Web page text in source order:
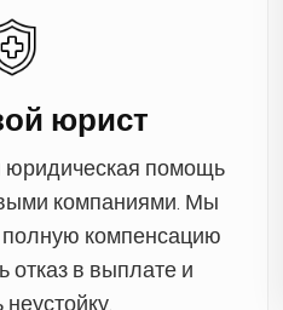
юрист
помощь
компаниями. Мы
компенсацию
отказ в выплате и
неустойку.